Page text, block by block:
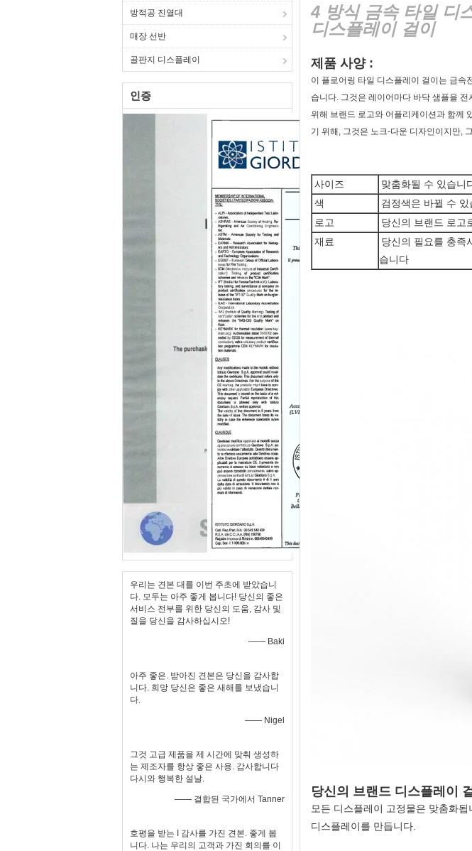
방적공 진열대
매장 선반
골판지 디스플레이
인증
우리는 견본 대를 이번 주초에 받았습니
다. 모두는 아주 좋게 봅니다! 당신의 좋은
서비스 전부를 위한 당신의 도움, 감사 및
질을 당신을 감사하십시오!
—— Baki
아주 좋은. 받아진 견본은 당신을 감사합
니다. 희망 당신은 좋은 새해를 보냈습니
다.
—— Nigel
그것 고급 제품을 제 시간에 맞춰 생성하
는 제조자를 항상 좋은 사용. 감사합니다
다시와 행복한 설날.
—— 결합된 국가에서 Tanner
호평을 받는 I 감사를 가진 견본. 좋게 봅
니다. 나는 우리의 고객과 가진 회의를 이
4 방식 금속 타일 디
디스플레이 걸이
제품 사양 :
이 플로어링 타일 디스플레이 걸이는 금속
습니다. 그것은 레이어마다 바닥 샘플을
위해 브랜드 로고와 어플리케이션과 함께
기 위해, 그것은 노크-다운 디자인이지만,
사이즈
맞춤화될 수 있습니
색
검정색은 바뀔 수 있
로고
당신의 브랜드 로고
재료
당신의 필요를 충족
습니다
당신의 브랜드 디스플레이
모든 디스플레이 고정물은 맞춤화
디스플레이를 만듭니다.